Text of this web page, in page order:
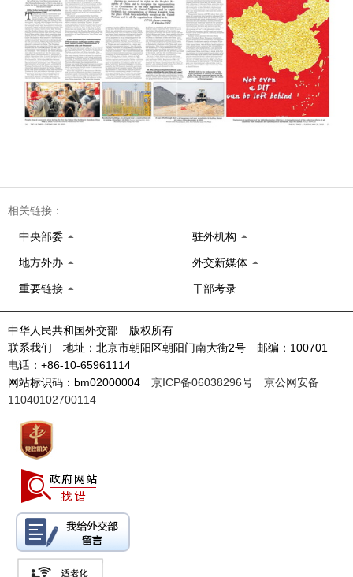
相关链接：
中央部委 驻外机构
地方外办 外交新媒体
重要链接 干部考录
中华人民共和国外交部 版权所有
联系我们 地址：北京市朝阳区朝阳门南大街2号 邮编：100701
电话：+86-10-65961114
网站标识码：bm02000004 京ICP备06038296号
京公网安备
11040102700114